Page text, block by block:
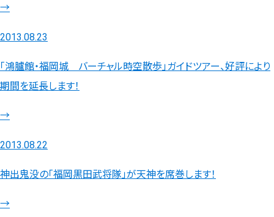
→
2013.08.23
「鴻臚館・福岡城 バーチャル時空散歩」ガイドツアー、好評により
期間を延長します！
→
2013.08.22
神出鬼没の「福岡黒田武将隊」が天神を席巻します！
→